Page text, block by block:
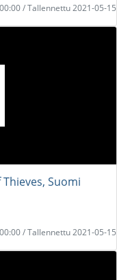
/ Tallennettu 2021-05-15
Suomi
/ Tallennettu 2021-05-15